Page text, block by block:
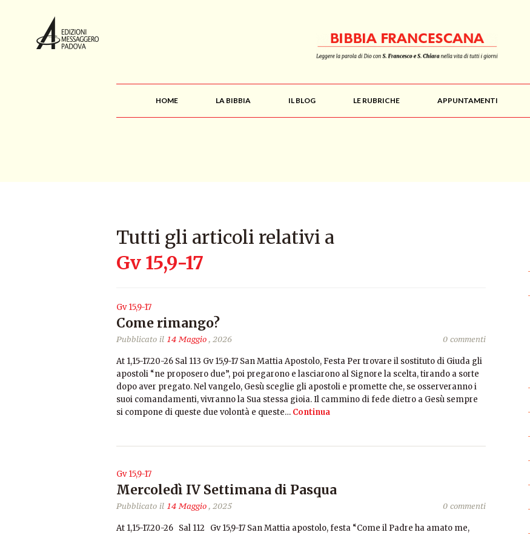
HOME LA BIBBIA IL BLOG LE RUBRICHE APPUNTAMENTI
Tutti gli articoli relativi a
Gv 15,9-17
Gv 15,9-17
Come rimango?
Pubblicato il 14 Maggio, 2026 0 commenti
At 1,15-17.20-26 Sal 113 Gv 15,9-17 San Mattia Apostolo, Festa Per trovare il sostituto di Giuda gli
apostoli “ne proposero due”, poi pregarono e lasciarono al Signore la scelta, tirando a sorte
dopo aver pregato. Nel vangelo, Gesù sceglie gli apostoli e promette che, se osserveranno i
suoi comandamenti, vivranno la Sua stessa gioia. Il cammino di fede dietro a Gesù sempre
si compone di queste due volontà e queste… Continua
Gv 15,9-17
Mercoledì IV Settimana di Pasqua
Pubblicato il 14 Maggio, 2025 0 commenti
At 1,15-17.20-26 Sal 112 Gv 15,9-17 San Mattia apostolo, festa “Come il Padre ha amato me,